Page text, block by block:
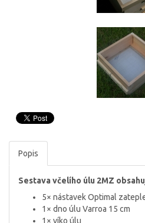
Popis
Sestava včelího úlu 2MZ
5× nástavek Optimal
1× dno úlu Varroa 15 cm
1× víko úlu